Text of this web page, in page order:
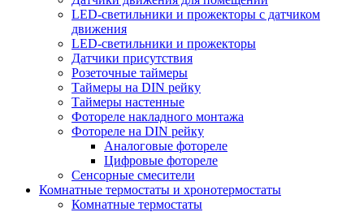
LED-светильники и прожекторы с датчиком
движения
LED-светильники и прожекторы
Датчики присутствия
Розеточные таймеры
Таймеры на DIN рейку
Таймеры настенные
Фотореле накладного монтажа
Фотореле на DIN рейку
Аналоговые фотореле
Цифровые фотореле
Сенсорные смесители
Комнатные термостаты и хронотермостаты
Комнатные термостаты